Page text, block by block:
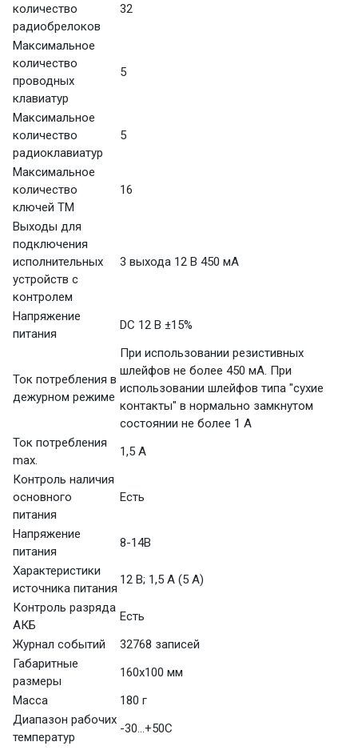
количество
радиобрелоков
32
Максимальное
количество
проводных
клавиатур
5
Максимальное
количество
радиоклавиатур
5
Максимальное
количество
ключей ТМ
16
Выходы для
подключения
исполнительных
устройств с
контролем
3 выхода 12 В 450 мА
Напряжение
питания
DC 12 В ±15%
Ток потребления в
дежурном режиме
При использовании резистивных
шлейфов не более 450 мА. При
использовании шлейфов типа "сухие
контакты" в нормально замкнутом
состоянии не более 1 А
Ток потребления
max.
1,5 А
Контроль наличия
основного
питания
Есть
Напряжение
питания
8-14В
Характеристики
источника питания
12 В; 1,5 А (5 А)
Контроль разряда
АКБ
Есть
Журнал событий
32768 записей
Габаритные
размеры
160х100 мм
Масса
180 г
Диапазон рабочих
температур
-30...+50С